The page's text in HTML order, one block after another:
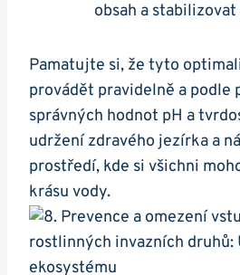
obsah a
Pamatujte si, že tyto
provádět pravidelně a⁤ podle
správných hodnot pH a
udržení zdravého jezírka⁢ a
prostředí, kde si všichni​
krásu ​vody.